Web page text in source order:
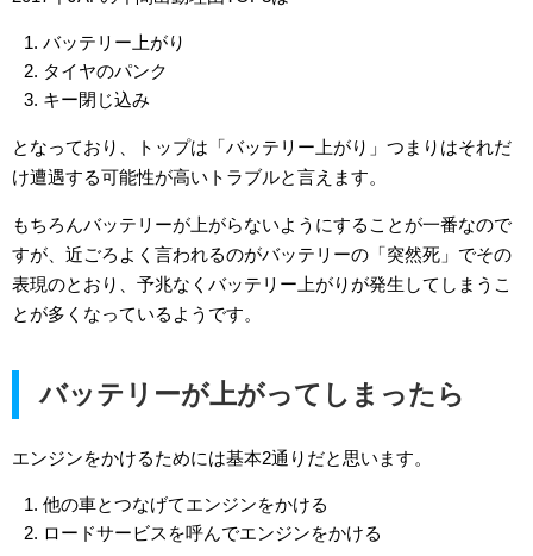
バッテリー上がり
タイヤのパンク
キー閉じ込み
となっており、トップは「バッテリー上がり」つまりはそれだ
け遭遇する可能性が高いトラブルと言えます。
もちろんバッテリーが上がらないようにすることが一番なので
すが、近ごろよく言われるのがバッテリーの「突然死」でその
表現のとおり、予兆なくバッテリー上がりが発生してしまうこ
とが多くなっているようです。
バッテリーが上がってしまったら
エンジンをかけるためには基本2通りだと思います。
他の車とつなげてエンジンをかける
ロードサービスを呼んでエンジンをかける